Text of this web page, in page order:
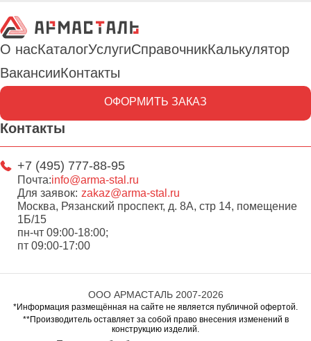
О насКаталогУслугиСправочникКалькулятор
ВакансииКонтакты
ОФОРМИТЬ ЗАКАЗ
Контакты
+7 (495) 777-88-95
Почта:info@arma-stal.ru
Для заявок: zakaz@arma-stal.ru
Москва, Рязанский проспект, д. 8А, стр 14, помещение
1Б/15
пн-чт 09:00-18:00;
пт 09:00-17:00
ООО АРМАСТАЛЬ 2007-2026
*Информация размещённая на сайте не является публичной офертой.
**Производитель оставляет за собой право внесения изменений в
конструкцию изделий.